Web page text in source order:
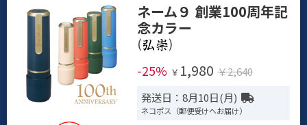
ネーム９ 創業100周年記
念カラー
(
)
-25% ￥ 1,980 ￥2,640
発送日：8月10日(月)
ネコポス（郵便受けへお届け）